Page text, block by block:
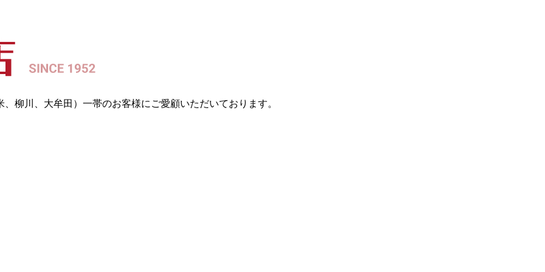
柳川、大牟田）一帯のお客様にご愛顧いただいております。